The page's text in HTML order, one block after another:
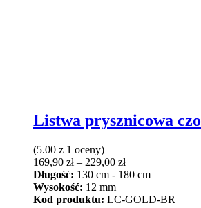
Listwa prysznicowa
(5.00 z 1 oceny)
169,90 zł – 229,00 złZakres
cen:
169,90 zł
Długość: 130 cm - 180 cm
Wysokość: 12 mm
Kod produktu: LC-GOLD-BR